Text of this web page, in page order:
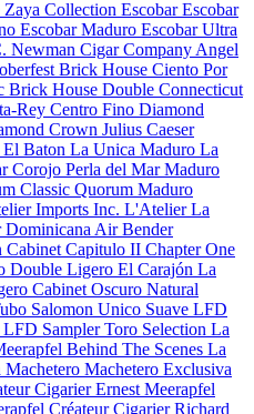
Zaya Collection EscobarEscobar
Escobar Maduro Escobar Ultra
Newman Cigar Company Angel
Brick House Ciento Por
Brick House Double Connecticut
Rey Centro Fino Diamond
Crown Julius Caeser
El Baton La Unica Maduro La
Corojo Perla del Mar Maduro
Classic Quorum Maduro
Imports Inc. L'AtelierLa
Dominicana Air Bender
Cabinet Capitulo II Chapter One
Double Ligero El Carajón La
Cabinet Oscuro Natural
Salomon Unico Suave LFD
LFD Sampler Toro Selection La
Behind The Scenes La
Machetero Machetero Exclusiva
Cigarier Ernest Meerapfel
Créateur Cigarier Richard